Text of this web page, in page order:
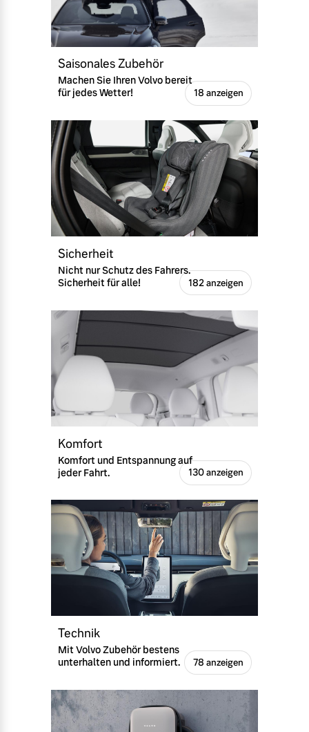
Mehr erfahren
Versicherung
Saisonales Zubehör
Machen Sie Ihren Volvo bereit
für jedes Wetter!
18 anzeigen
Sicherheit
Nicht nur Schutz des Fahrers.
Sicherheit für alle!
182 anzeigen
Komfort
Komfort und Entspannung auf
jeder Fahrt.
130 anzeigen
Technik
Mit Volvo Zubehör bestens
unterhalten und informiert.
78 anzeigen